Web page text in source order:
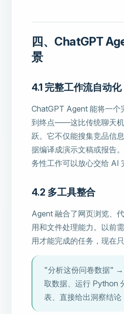
四、ChatGPT
景
4.1 完整工作流自动化
ChatGPT Agent 能将一个
到终点——这比传统聊天
跃。它不仅能搜集竞品信
据编译成演示文稿或报告
务性工作可以放心交给 AI
4.2 多工具整合
Agent 融合了网页浏览、
用和文件处理能力。以前
用才能完成的任务，现在
"分析这份问卷数据"
取数据、运行 Python
表、直接给出洞察结论